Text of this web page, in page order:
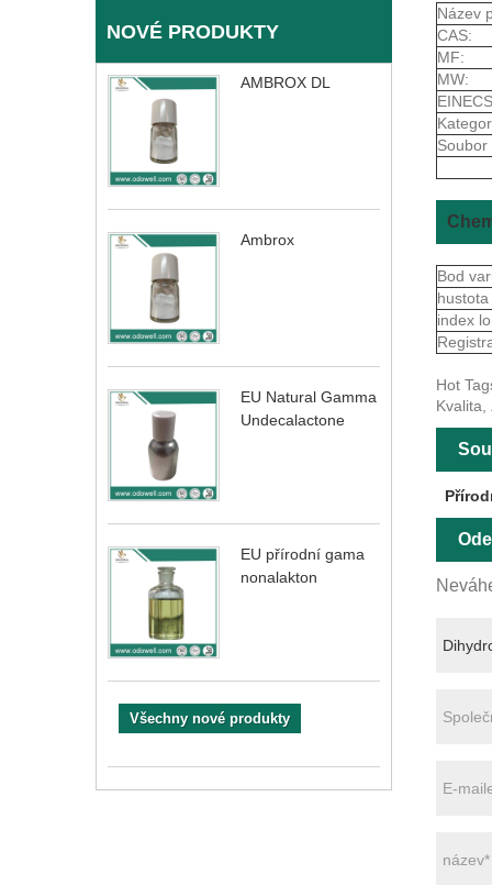
NOVÉ PRODUKTY
AMBROX DL
Ambrox
EU Natural Gamma
Undecalactone
EU přírodní gama
nonalakton
Všechny nové produkty
Název
CAS:
MF:
MW:
Soubor
Bod
hustota
index
Hot
Kvalita,